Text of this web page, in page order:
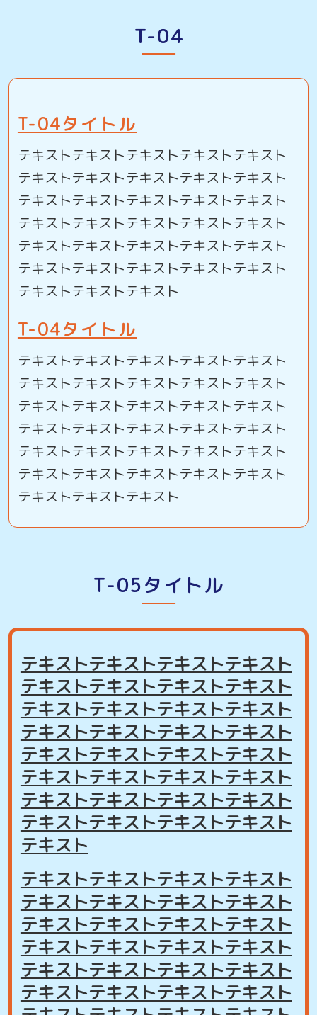
T-04
T-04タイトル
テキストテキストテキストテキストテキスト
テキストテキストテキストテキストテキスト
テキストテキストテキストテキストテキスト
テキストテキストテキストテキストテキスト
テキストテキストテキストテキストテキスト
テキストテキストテキストテキストテキスト
テキストテキストテキスト
T-04タイトル
テキストテキストテキストテキストテキスト
テキストテキストテキストテキストテキスト
テキストテキストテキストテキストテキスト
テキストテキストテキストテキストテキスト
テキストテキストテキストテキストテキスト
テキストテキストテキストテキストテキスト
テキストテキストテキスト
T-05タイトル
テキストテキストテキストテキスト
テキストテキストテキストテキスト
テキストテキストテキストテキスト
テキストテキストテキストテキスト
テキストテキストテキストテキスト
テキストテキストテキストテキスト
テキストテキストテキストテキスト
テキストテキストテキストテキスト
テキスト
テキストテキストテキストテキスト
テキストテキストテキストテキスト
テキストテキストテキストテキスト
テキストテキストテキストテキスト
テキストテキストテキストテキスト
テキストテキストテキストテキスト